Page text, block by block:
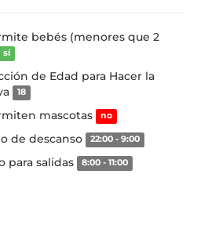
bebés (menores que 2
sí
de Edad para Hacer la
18
mascotas no
de descanso 22:00 - 9:00
para salidas 8:00 - 11:00